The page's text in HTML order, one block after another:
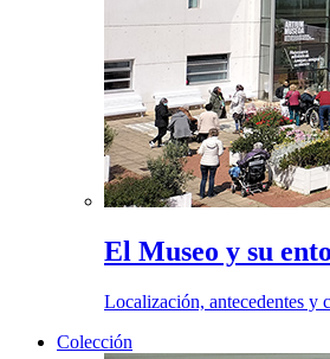
El Museo y su
Localización, antecedentes y
Colección